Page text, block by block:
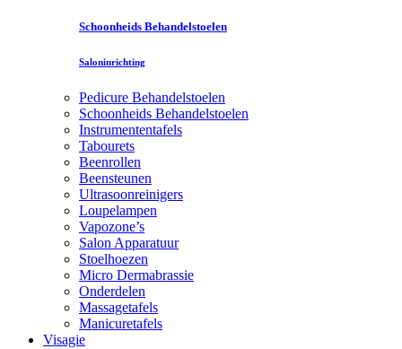
Schoonheids Behandelstoelen
Saloninrichting
Pedicure Behandelstoelen
Schoonheids Behandelstoelen
Instrumententafels
Tabourets
Beenrollen
Beensteunen
Ultrasoonreinigers
Loupelampen
Vapozone’s
Salon Apparatuur
Stoelhoezen
Micro Dermabrassie
Onderdelen
Massagetafels
Manicuretafels
Visagie